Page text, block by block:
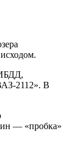
2112». В
— «пробка»